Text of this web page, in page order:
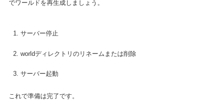
でワールドを再生成しましょう。
サーバー停止
worldディレクトリのリネームまたは削除
サーバー起動
これで準備は完了です。